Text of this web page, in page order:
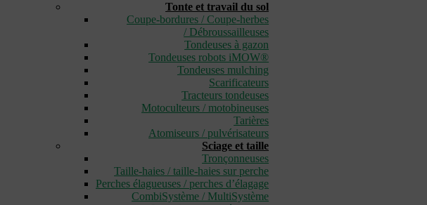
Tonte et travail du sol
Coupe-bordures / Coupe-herbes
/ Débroussailleuses
Tondeuses à gazon
Tondeuses robots iMOW®
Tondeuses mulching
Scarificateurs
Tracteurs tondeuses
Motoculteurs / motobineuses
Tarières
Atomiseurs / pulvérisateurs
Sciage et taille
Tronçonneuses
Taille-haies / taille-haies sur perche
Perches élagueuses / perches d’élagage
CombiSystème / MultiSystème